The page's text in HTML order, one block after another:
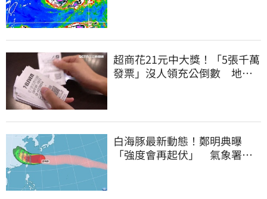
超商花21元中大獎！「5張千萬
發票」沒人領充公倒數 地點
白海豚最新動態！鄭明典曝
「強度會再起伏」 氣象署：